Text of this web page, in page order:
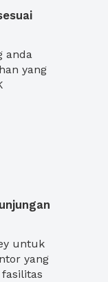
anda
yang
untuk
yang